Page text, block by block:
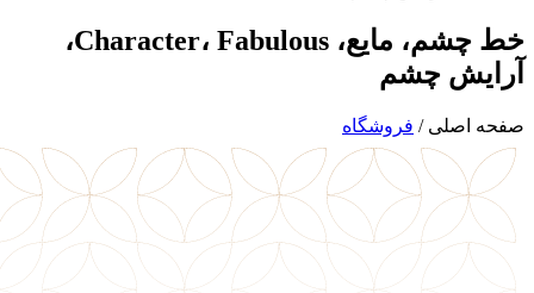
خط چشم، مایع، Character، Fabulous،
آرایش چشم
صفحه اصلی / فروشگاه